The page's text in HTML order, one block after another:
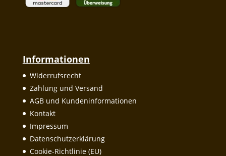
Informationen
Widerrufsrecht
Zahlung und Versand
AGB und Kundeninformationen
Kontakt
Impressum
Datenschutzerklärung
Cookie-Richtlinie (EU)